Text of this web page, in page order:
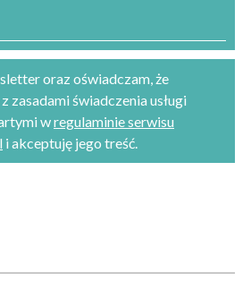
oraz oświadczam, że
zasadami świadczenia usługi
wregulaminie serwisu
i akceptuję jego treść.